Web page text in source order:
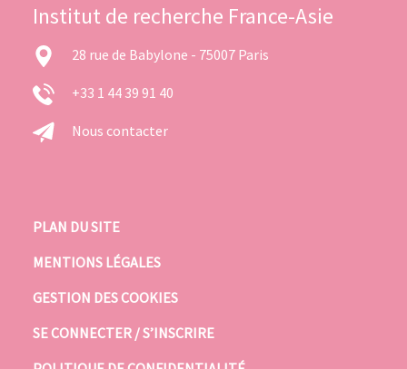
Institut de recherche France-Asie
28 rue de Babylone - 75007 Paris
+33 1 44 39 91 40
Nous contacter
PLAN DU SITE
MENTIONS LÉGALES
GESTION DES COOKIES
SE CONNECTER / S’INSCRIRE